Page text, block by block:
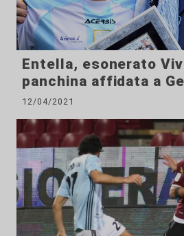
Entella, esonerato
panchina affidata a
12/04/2021